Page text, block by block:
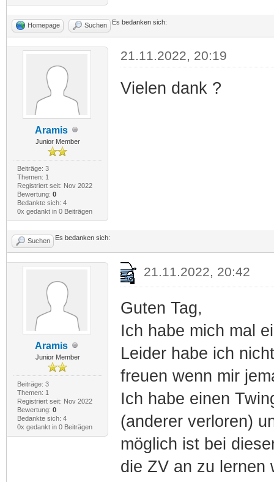
Homepage Suchen Es bedanken sich:
Aramis
Junior Member
Beiträge: 3
Themen: 1
Registriert seit: Nov 2022
Bewertung: 0
Bedankte sich: 4
0x gedankt in 0 Beiträgen
21.11.2022, 20:19
Vielen dank ?
Suchen Es bedanken sich:
Aramis
Junior Member
Beiträge: 3
Themen: 1
Registriert seit: Nov 2022
Bewertung: 0
Bedankte sich: 4
0x gedankt in 0 Beiträgen
21.11.2022, 20:42
Guten Tag,
Ich habe mich mal
Leider habe ich
freuen wenn mir
Ich habe einen
(anderer verloren)
möglich ist bei
die ZV an zu lernen